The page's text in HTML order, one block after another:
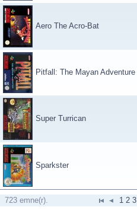
Aero The Acro-Bat
Pitfall: The Mayan Adventure
Super Turrican
Sparkster
723 emne(r). 1 2 3